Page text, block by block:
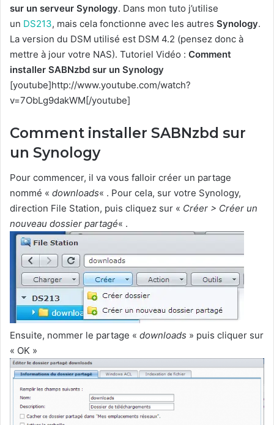
sur un serveur Synology. Dans mon tuto j’utilise
un DS213, mais cela fonctionne avec les autres Synology.
La version du DSM utilisé est DSM 4.2 (pensez donc à
mettre à jour votre NAS). Tutoriel Vidéo : Comment
installer SABNzbd sur un Synology
[youtube]http://www.youtube.com/watch?
v=7ObLg9dakWM[/youtube]
Comment installer SABNzbd sur
un Synology
Pour commencer, il va vous falloir créer un partage
nommé « downloads« . Pour cela, sur votre Synology,
direction File Station, puis cliquez sur « Créer > Créer un
nouveau dossier partagé« .
Ensuite, nommer le partage « downloads » puis cliquer sur
« OK »